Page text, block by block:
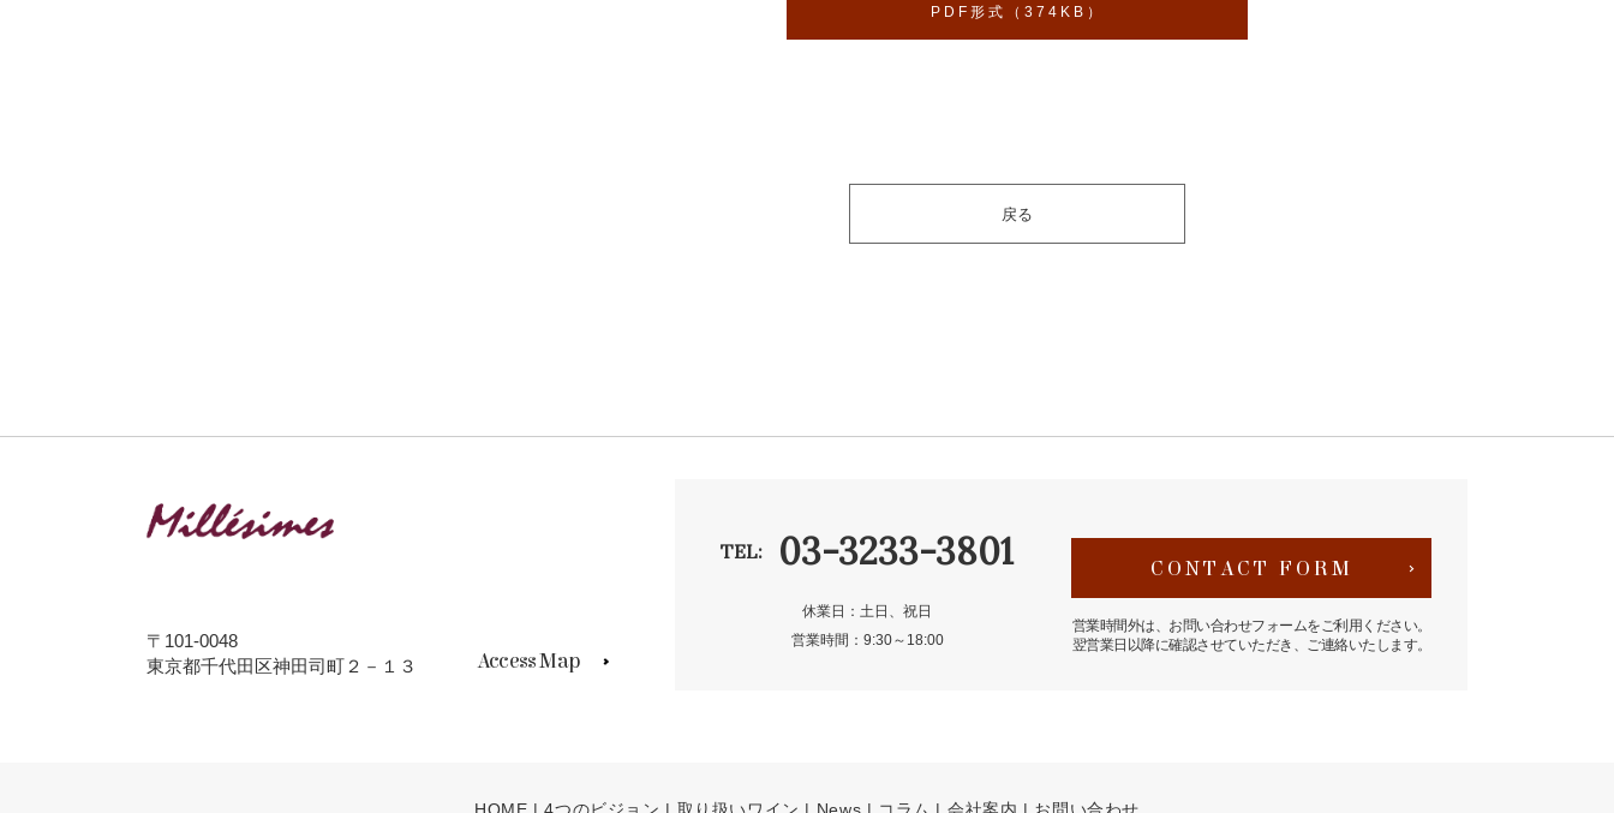
PDF形式（374KB）
戻る
TEL: 03-3233-3801
休業日：土日、祝日
営業時間：9:30～18:00
CONTACT FORM
営業時間外は、お問い合わせフォームをご利用ください。
翌営業日以降に確認させていただき、ご連絡いたします。
〒101-0048
東京都千代田区神田司町２－１３
Access Map